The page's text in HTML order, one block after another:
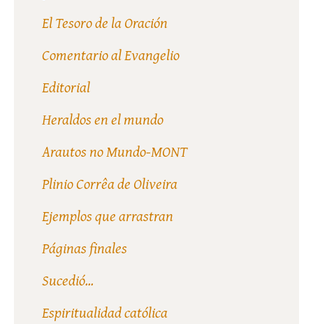
El Tesoro de la Oración
Comentario al Evangelio
Editorial
Heraldos en el mundo
Arautos no Mundo-MONT
Plinio Corrêa de Oliveira
Ejemplos que arrastran
Páginas finales
Sucedió...
Espiritualidad católica